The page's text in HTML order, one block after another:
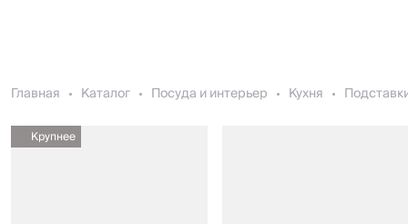
Главная Каталог Посуда и интерьер Кухня
Крупнее